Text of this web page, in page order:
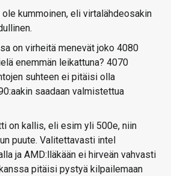
kummoinen, eli virtalähdeosakin
on virheitä menevät joko 4080
enemmän leikattuna? 4070
suhteen ei pitäisi olla
saadaan valmistettua
on kallis, eli esim yli 500e, niin
puute. Valitettavasti intel
ja AMD:lläkään ei hirveän vahvasti
pitäisi pystyä kilpailemaan